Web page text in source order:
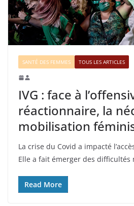
SANTÉ DES FEMMES TOUS LES ARTICLES
IVG : face à
réactionnaire, la
mobilisation
La crise du Covid a impacté
Elle a fait émerger des difficultés
Read More